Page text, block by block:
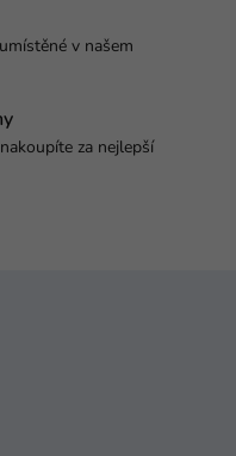
v našem
za nejlepší